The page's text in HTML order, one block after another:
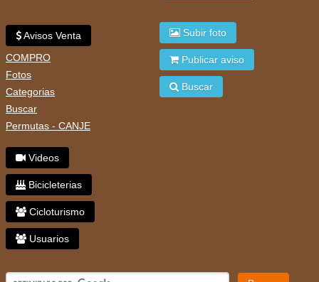
Avisos Venta
COMPRO
Fotos
Categorias
Buscar
Permutas - CANJE
Videos
Bicicleterias
Cicloturismo
Usuarios
Subir foto
Publicar aviso
Buscar